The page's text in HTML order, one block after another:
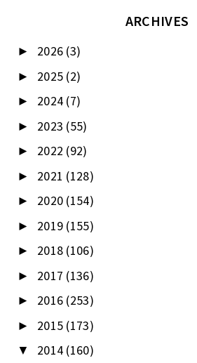
ARCHIVES
► 2026 (3)
► 2025 (2)
► 2024 (7)
► 2023 (55)
► 2022 (92)
► 2021 (128)
► 2020 (154)
► 2019 (155)
► 2018 (106)
► 2017 (136)
► 2016 (253)
► 2015 (173)
▼ 2014 (160)